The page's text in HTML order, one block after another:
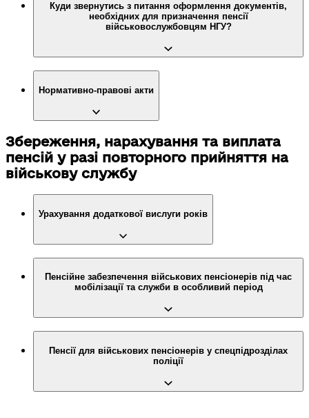
Куди звернутись з питання оформлення документів,
необхідних для призначення пенсії
військовослужбовцям НГУ?
Нормативно-правові акти
Збереження, нарахування та виплата
пенсій у разі повторного прийняття на
військову службу
Урахування додаткової вислуги років
Пенсійне забезпечення військових пенсіонерів під час
мобілізації та служби в особливий період
Пенсії для військових пенсіонерів у спецпідрозділах
поліції